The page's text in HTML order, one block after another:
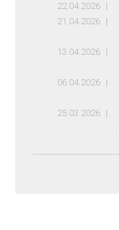
22.04.2026
21.04.2026
13.04.2026
06.04.2026
25.03.2026